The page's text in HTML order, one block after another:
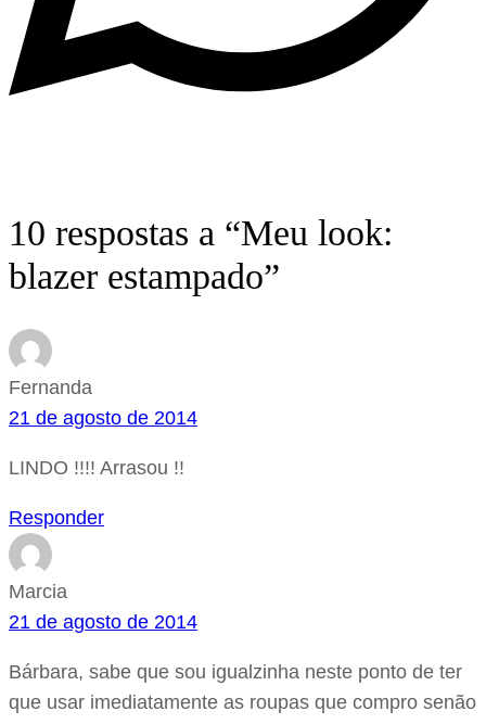
10 respostas a “Meu look:
blazer estampado”
Fernanda
21 de agosto de 2014
LINDO !!!! Arrasou !!
Responder
Marcia
21 de agosto de 2014
Bárbara, sabe que sou igualzinha neste ponto de ter
que usar imediatamente as roupas que compro senão